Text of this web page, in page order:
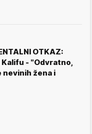
OTKAZ:
- "Odvratno,
nevinih žena i